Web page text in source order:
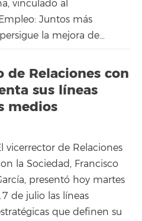
vinculado al
Juntos más
la mejora de...
de Relaciones con
sus líneas
medios
vicerrector de Relaciones
la Sociedad, Francisco
presentó hoy martes
de julio las líneas
que definen su